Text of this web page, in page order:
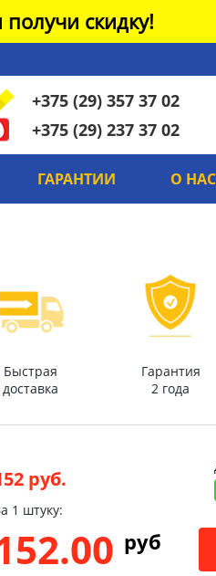
скидку!
+375 (29) 357 37 02
+375 (29) 237 37 02
ГАРАНТИИ О НАС
Быстрая
доставка
Гарантия
2 года
руб.
1 штуку:
pуб